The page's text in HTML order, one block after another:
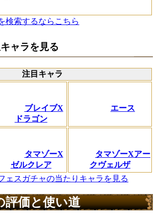
検索するならこちら
ャラを見る
注目キャラ
ブレイブX
ドラゴン
エース
タマゾーX
ゼルクレア
タマゾーXアー
クヴェルザ
ェスガチャの当たりキャラを見る
評価と使い道